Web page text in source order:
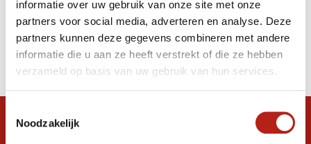
informatie over uw gebruik van onze site met onze
partners voor social media, adverteren en analyse. Deze
partners kunnen deze gegevens combineren met andere
informatie die u aan ze heeft verstrekt of die ze hebben
verzameld op basis van uw gebruik van hun services.
Noodzakelijk
Producten
Filter
Sorteren op
Snel antwoord op je vraag?